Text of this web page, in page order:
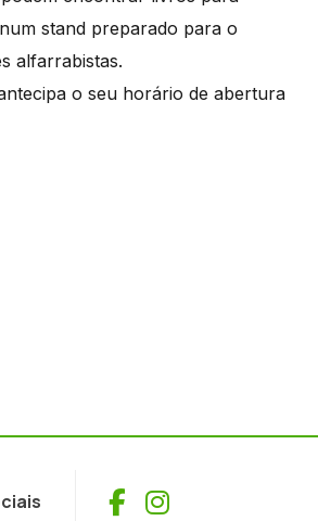
stand preparado para o
alfarrabistas.
o seu horário de abertura
Facebook
Instagram